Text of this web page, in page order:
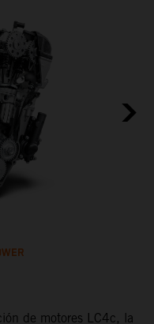
de motores LC4c, la